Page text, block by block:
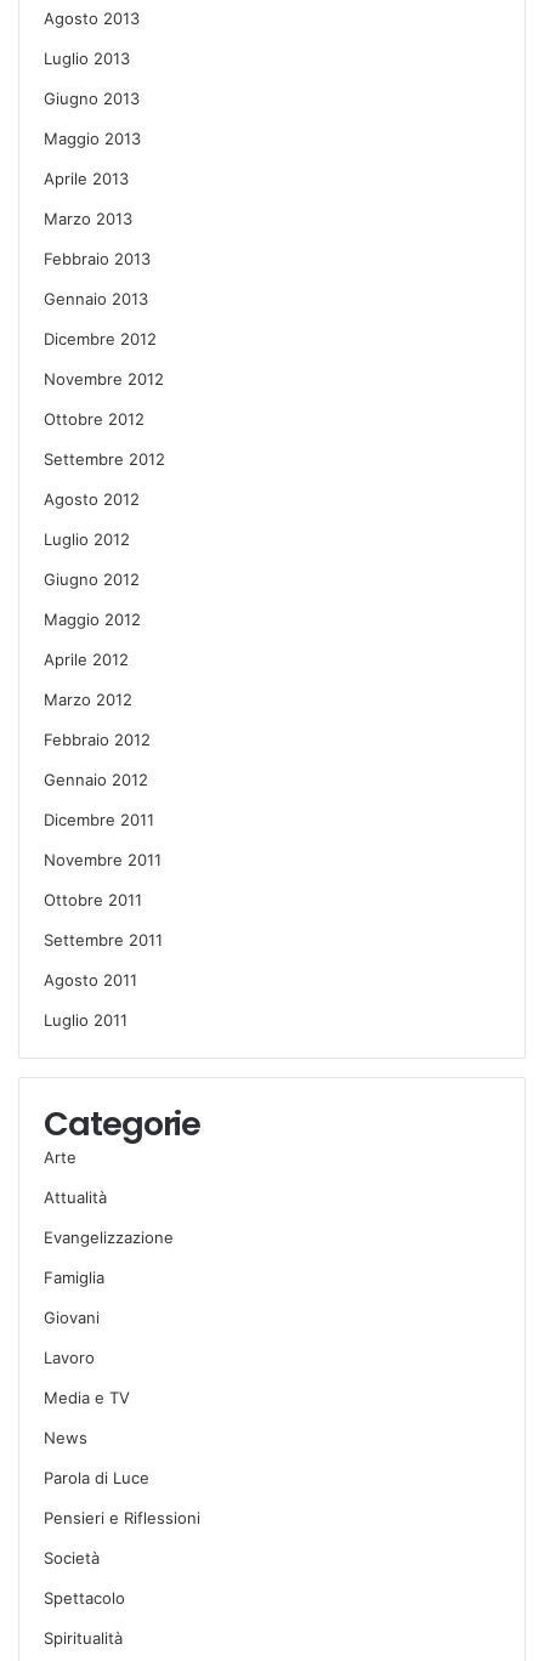
Agosto 2013
Luglio 2013
Giugno 2013
Maggio 2013
Aprile 2013
Marzo 2013
Febbraio 2013
Gennaio 2013
Dicembre 2012
Novembre 2012
Ottobre 2012
Settembre 2012
Agosto 2012
Luglio 2012
Giugno 2012
Maggio 2012
Aprile 2012
Marzo 2012
Febbraio 2012
Gennaio 2012
Dicembre 2011
Novembre 2011
Ottobre 2011
Settembre 2011
Agosto 2011
Luglio 2011
Categorie
Arte
Attualità
Evangelizzazione
Famiglia
Giovani
Lavoro
Media e TV
News
Parola di Luce
Pensieri e Riflessioni
Società
Spettacolo
Spiritualità